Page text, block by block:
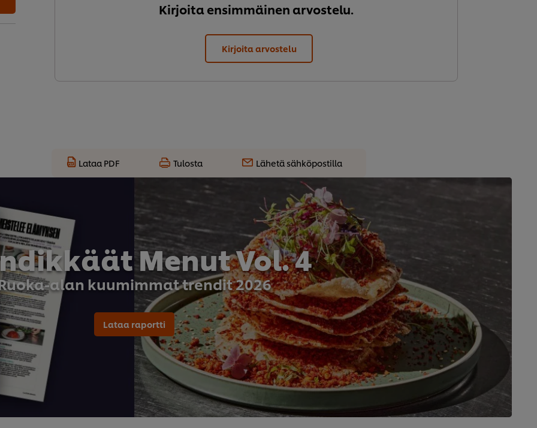
Kirjoita ensimmäinen arvostelu.
Kirjoita arvostelu
Lataa PDF Tulosta Lähetä sähköpostilla
Menut Vol. 4
alan kuumimmat trendit 2026
Lataa raportti